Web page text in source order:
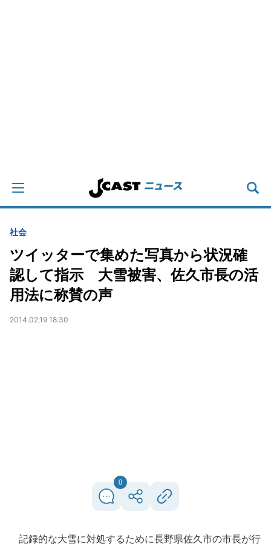
社会
ツイッターで集めた写真から状況確
認して指示 大雪被害、佐久市長の活
用法に称賛の声
2014.02.19 18:30
0
記録的な大雪に対処するために長野県佐久市の市長が行